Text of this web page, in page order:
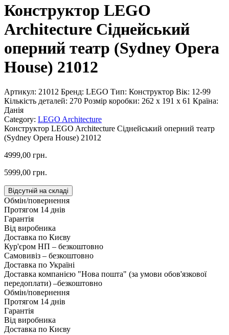
Конструктор LEGO
Architecture Сіднейський
оперний театр (Sydney Opera
House) 21012
Артикул: 21012 Бренд: LEGO Тип: Конструктор Вік: 12-99
Кількість деталей: 270 Розмір коробки: 262 x 191 x 61 Країна:
Данія
Category: LEGO Architecture
Конструктор LEGO Architecture Сіднейський оперний театр
(Sydney Opera House) 21012
4999,00 грн.
5999,00 грн.
Відсутній на складі
Обмін/повернення
Протягом 14 днів
Гарантія
Від виробника
Доставка по Києву
Кур'єром НП – безкоштовно
Самовивіз – безкоштовно
Доставка по Україні
Доставка компанією "Нова пошта" (за умови обов'язкової
передоплати) –безкоштовно
Обмін/повернення
Протягом 14 днів
Гарантія
Від виробника
Доставка по Києву